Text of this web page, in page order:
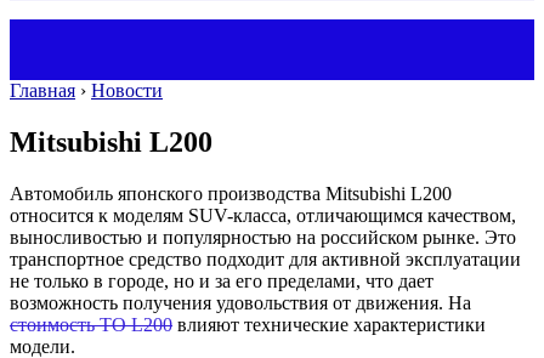
Главная › Новости
Mitsubishi L200
Автомобиль японского производства Mitsubishi L200
относится к моделям SUV-класса, отличающимся качеством,
выносливостью и популярностью на российском рынке. Это
транспортное средство подходит для активной эксплуатации
не только в городе, но и за его пределами, что дает
возможность получения удовольствия от движения. На
стоимость ТО L200 влияют технические характеристики
модели.